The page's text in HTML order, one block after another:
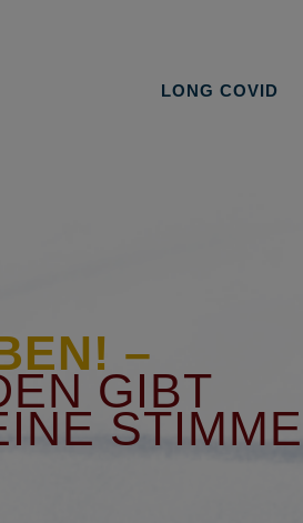
LONG COVID
–
GIBT
STIMME